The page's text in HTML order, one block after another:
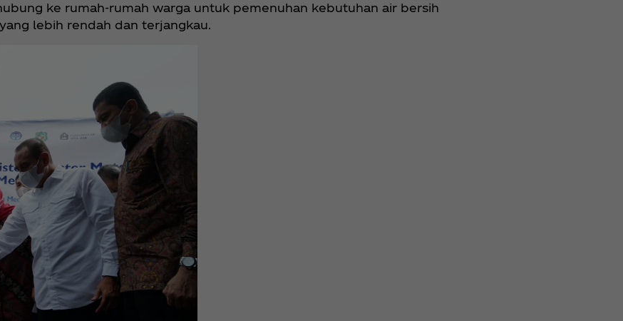
ke rumah-rumah warga untuk pemenuhan kebutuhan air bersih
lebih rendah dan terjangkau.